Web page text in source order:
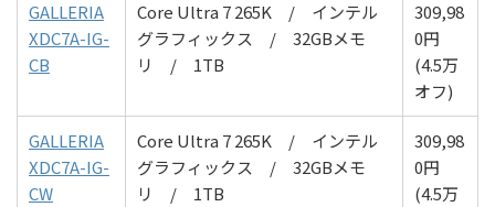
GALLERIA
XDC7A-IG-
CB
Core Ultra 7 265K / インテル
グラフィックス / 32GBメモ
リ
/ 1TB
309,98
0円
(4.5万
オフ)
GALLERIA
XDC7A-IG-
CW
Core Ultra 7 265K / インテル
グラフィックス / 32GBメモ
リ
/ 1TB
309,98
0円
(4.5万